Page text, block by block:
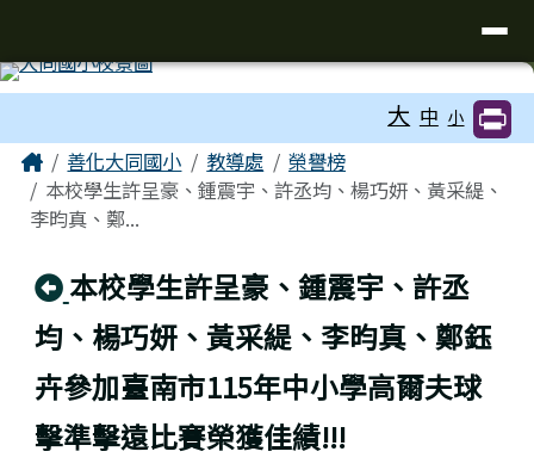
大 中 小
主內容區域
Home善化大同國小 教導處
榮譽榜
本校學生許呈豪、鍾震宇、許丞均、楊巧妍、黃采緹、
李昀真、鄭...
回上頁
本校學生許呈豪、鍾震宇、許丞
均、楊巧妍、黃采緹、李昀真、鄭鈺
卉參加臺南市115年中小學高爾夫球
擊準擊遠比賽榮獲佳績!!!
頁尾區域